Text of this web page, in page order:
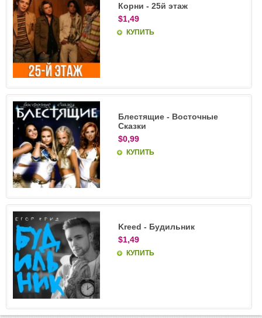
Корни - 25й этаж
$1,49
КУПИТЬ
Блестящие - Восточные
Сказки
$0,99
КУПИТЬ
Kreed - Будильник
$1,49
КУПИТЬ